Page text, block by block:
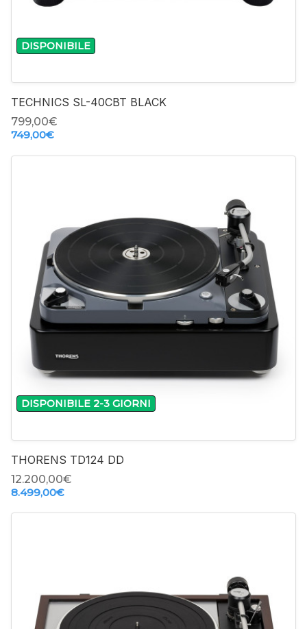
DISPONIBILE
TECHNICS SL-40CBT BLACK
799,00‎€
749,00‎€
DISPONIBILE 2-3 GIORNI
THORENS TD124 DD
12.200,00‎€
8.499,00‎€
-